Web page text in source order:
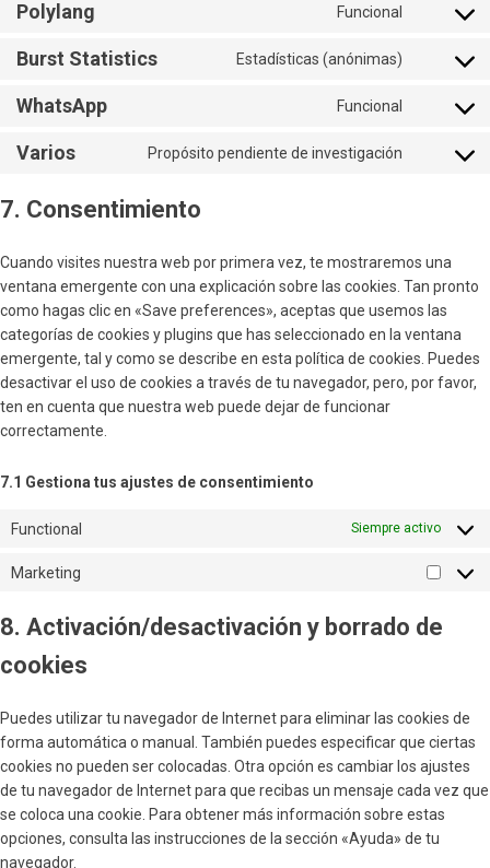
service
Polylang Funcional
Consent
service
Burst Statistics Estadísticas (anónimas)
Consent
service
statistics
WhatsApp Funcional
Consent
service
Varios Propósito pendiente de investigación
Consent
7. Consentimiento
Cuando visites nuestra web por primera vez, te mostraremos una
ventana emergente con una explicación sobre las cookies. Tan pronto
como hagas clic en «Save preferences», aceptas que usemos las
categorías de cookies y plugins que has seleccionado en la ventana
emergente, tal y como se describe en esta política de cookies. Puedes
desactivar el uso de cookies a través de tu navegador, pero, por favor,
ten en cuenta que nuestra web puede dejar de funcionar
correctamente.
7.1 Gestiona tus ajustes de consentimiento
Functional Siempre activo
Marketing
8. Activación/desactivación y borrado de
cookies
Puedes utilizar tu navegador de Internet para eliminar las cookies de
forma automática o manual. También puedes especificar que ciertas
cookies no pueden ser colocadas. Otra opción es cambiar los ajustes
de tu navegador de Internet para que recibas un mensaje cada vez que
se coloca una cookie. Para obtener más información sobre estas
opciones, consulta las instrucciones de la sección «Ayuda» de tu
navegador.